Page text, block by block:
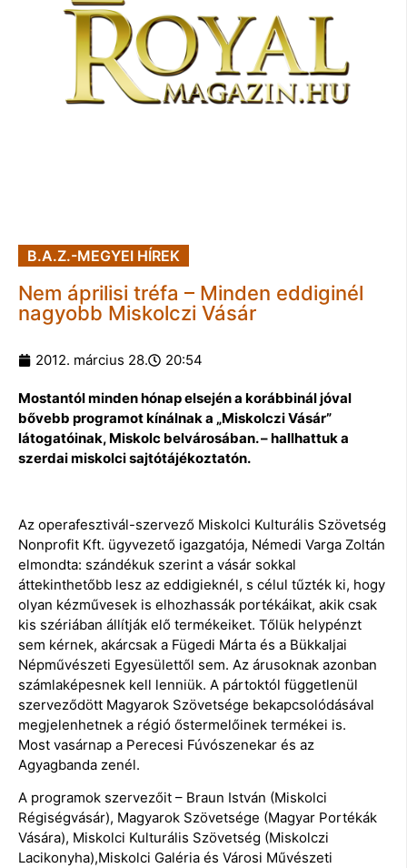
B.A.Z.-MEGYEI HÍREK
Nem áprilisi tréfa – Minden eddiginél
nagyobb Miskolczi Vásár
2012. március 28. 20:54
Mostantól minden hónap elsején a korábbinál jóval
bővebb programot kínálnak a „Miskolczi Vásár”
látogatóinak, Miskolc belvárosában. – hallhattuk a
szerdai miskolci sajtótájékoztatón.
Az operafesztivál-szervező Miskolci Kulturális Szövetség
Nonprofit Kft. ügyvezető igazgatója, Némedi Varga Zoltán
elmondta: szándékuk szerint a vásár sokkal
áttekinthetőbb lesz az eddigieknél, s célul tűzték ki, hogy
olyan kézművesek is elhozhassák portékáikat, akik csak
kis szériában állítják elő termékeiket. Tőlük helypénzt
sem kérnek, akárcsak a Fügedi Márta és a Bükkaljai
Népművészeti Egyesülettől sem. Az árusoknak azonban
számlaképesnek kell lenniük. A pártoktól függetlenül
szerveződött Magyarok Szövetsége bekapcsolódásával
megjelenhetnek a régió őstermelőinek termékei is.
Most vasárnap a Perecesi Fúvószenekar és az
Agyagbanda zenél.
A programok szervezőit – Braun István (Miskolci
Régiségvásár), Magyarok Szövetsége (Magyar Portékák
Vására), Miskolci Kulturális Szövetség (Miskolczi
Lacikonyha),Miskolci Galéria és Városi Művészeti